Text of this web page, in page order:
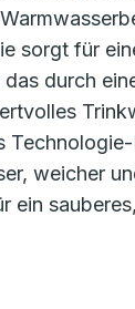
sorgt für
durch
weicher
ein